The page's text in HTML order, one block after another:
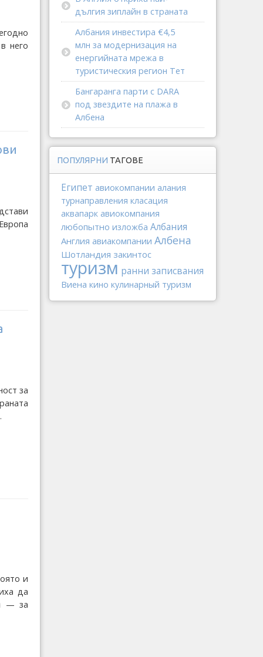
него
за
и
да
— за
дългия зиплайн в страната
Албания инвестира €4,5
млн за модернизация на
енергийната мрежа в
туристическия регион Тет
Бангаранга парти с DARA
под звездите на плажа в
Албена
ПОПУЛЯРНИ ТАГОВЕ
Египет авиокомпании алания
турнаправления класация
аквапарк авиокомпания
любопытно изложба Албания
Англия авиакомпании Албена
Шотландия закинтос
туризм ранни записвания
Виена кино кулинарный туризм